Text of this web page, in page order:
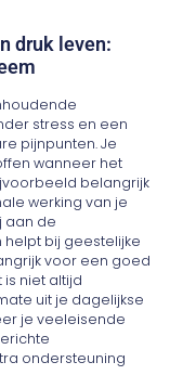
druk leven:
stress en een
pijnpunten. Je
wanneer het
belangrijk
werking van je
aan de
bij geestelijke
voor een goed
niet altijd
uit je dagelijkse
je veeleisende
ondersteuning